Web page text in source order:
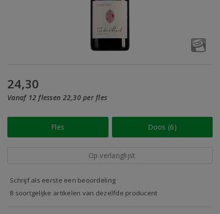
24,30
Vanaf 12 flessen 22,30 per fles
Fles Doos (6)
Op verlanglijst
Schrijf als eerste een beoordeling
8 soortgelijke artikelen van dezelfde producent